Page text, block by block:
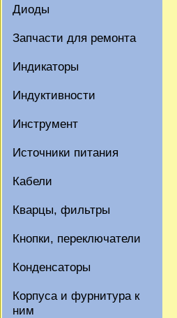
Диоды
Запчасти для ремонта
Индикаторы
Индуктивности
Инструмент
Источники питания
Кабели
Кварцы, фильтры
Кнопки, переключатели
Конденсаторы
Корпуса и фурнитура к
ним